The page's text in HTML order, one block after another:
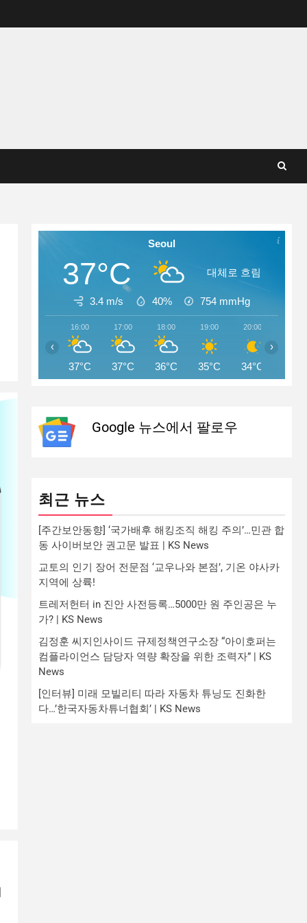
Seoul
37°C 대체로 흐림
3.4 m/s 40% 754 mmHg
16:00
37°C
17:00
37°C
18:00
36°C
19:00
35°C
20:00
34°C
‹ ›
Google 뉴스에서 팔로우
최근 뉴스
[주간보안동향] ‘국가배후 해킹조직 해킹 주의’…민관 합
동 사이버보안 권고문 발표 | KS News
교토의 인기 장어 전문점 ‘교우나와 본점’, 기온 야사카
지역에 상륙!
트레저헌터 in 진안 사전등록…5000만 원 주인공은 누
가? | KS News
김정훈 씨지인사이드 규제정책연구소장 “아이호퍼는
컴플라이언스 담당자 역량 확장을 위한 조력자” | KS
News
[인터뷰] 미래 모빌리티 따라 자동차 튜닝도 진화한
다…’한국자동차튜너협회’ | KS News